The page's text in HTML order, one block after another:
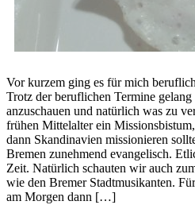
Vor kurzem ging es für mich
Trotz der beruflichen Termine gelang
anzuschauen und natürlich was zu
frühen Mittelalter ein
dann Skandinavien missionieren
Bremen zunehmend evangelisch.
Zeit. Natürlich schauten wir auch
wie den Bremer Stadtmusikanten.
am Morgen dann […]